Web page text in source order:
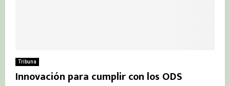
Tribuna
Innovación para cumplir con los ODS